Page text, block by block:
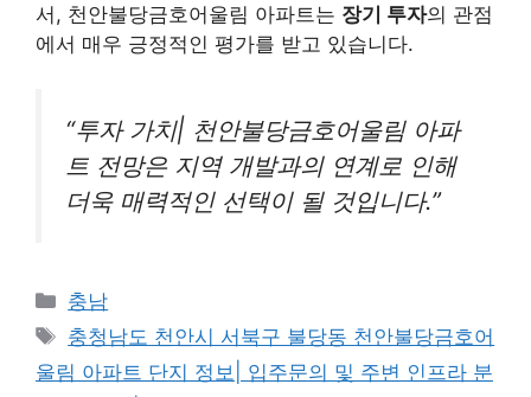
서, 천안불당금호어울림 아파트는 장기 투자의 관점
에서 매우 긍정적인 평가를 받고 있습니다.
“투자 가치| 천안불당금호어울림 아파
트 전망은 지역 개발과의 연계로 인해
더욱 매력적인 선택이 될 것입니다.”
Categories
충남
Tags
충청남도 천안시 서북구 불당동 천안불당금호어
울림 아파트 단지 정보| 입주문의 및 주변 인프라 분